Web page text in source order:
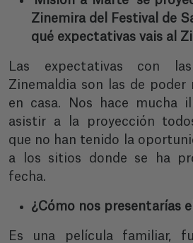
Zinemira del Festival de
qué expectativas vais al
Las expectativas con
Zinemaldia son las de poder
en casa. Nos hace mucha
asistir a la proyección
que no han tenido la
a los sitios donde se ha
fecha.
¿Cómo nos presentarías
Es una película familiar,